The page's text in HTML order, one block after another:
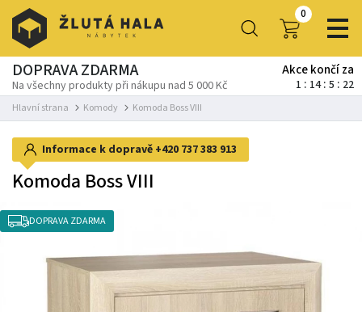
0
DOPRAVA ZDARMA
Na všechny produkty při nákupu nad 5 000 Kč
Akce končí za
1 14 5 21
Hlavní strana Komody Komoda Boss VIII
Informace k dopravě +420 737 383 913
Komoda Boss VIII
DOPRAVA ZDARMA